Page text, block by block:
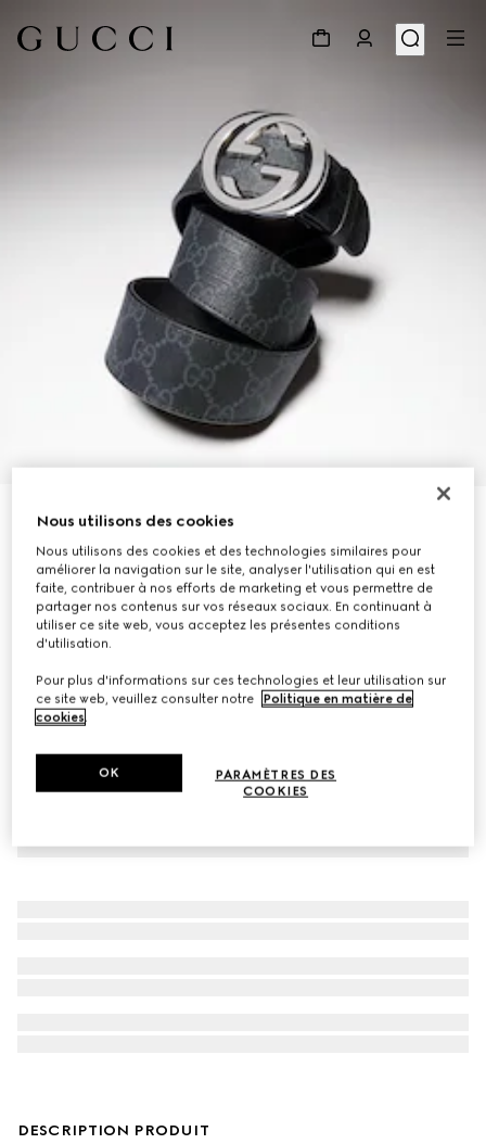
Ceinture avec boucle GG enlacés
€ 395
Déclinaisons Suprême GG
DESCRIPTION PRODUIT
Nous utilisons des cookies
Nous utilisons des cookies et des technologies similaires pour
améliorer la navigation sur le site, analyser l'utilisation qui en est
faite, contribuer à nos efforts de marketing et vous permettre de
partager nos contenus sur vos réseaux sociaux. En continuant à
utiliser ce site web, vous acceptez les présentes conditions
d'utilisation.
Pour plus d'informations sur ces technologies et leur utilisation sur
ce site web, veuillez consulter notre
Politique en matière de
cookies.
PARAMÈTRES DES
COOKIES
OK